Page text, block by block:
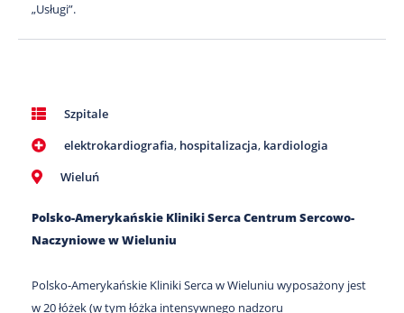
„Usługi”.
Szpitale
elektrokardiografia, hospitalizacja, kardiologia
Wieluń
Polsko-Amerykańskie Kliniki Serca Centrum Sercowo-
Naczyniowe w Wieluniu
Polsko-Amerykańskie Kliniki Serca w Wieluniu wyposażony jest
w 20 łóżek (w tym łóżka intensywnego nadzoru